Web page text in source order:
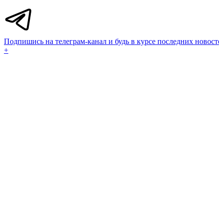
Подпишись на телеграм-канал и будь в курсе последних
+